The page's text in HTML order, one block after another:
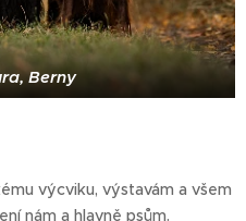
Berny
výcviku, výstavám a všem
nám a hlavně psům.